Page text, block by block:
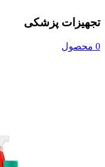
تجهیزات پزشکی
0 محصول